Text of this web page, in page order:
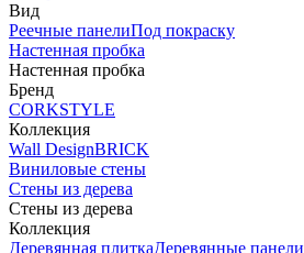
Вид
Реечные панелиПод покраску
Настенная пробка
Настенная пробка
Бренд
CORKSTYLE
Коллекция
Wall DesignBRICK
Виниловые стены
Стены из дерева
Стены из дерева
Коллекция
Деревянная плиткаДеревянные панели